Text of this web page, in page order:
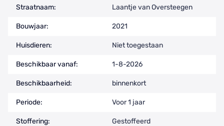
Straatnaam: Laantje van Oversteegen
Bouwjaar: 2021
Huisdieren: Niet toegestaan
Beschikbaar vanaf: 1-8-2026
Beschikbaarheid: binnenkort
Periode: Voor 1 jaar
Stoffering: Gestoffeerd